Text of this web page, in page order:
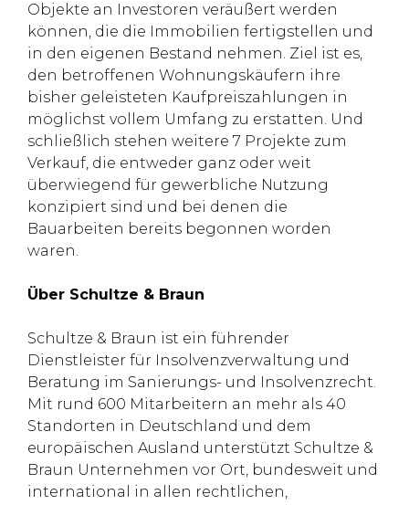
Objekte an Investoren veräußert werden
können, die die Immobilien fertigstellen und
in den eigenen Bestand nehmen. Ziel ist es,
den betroffenen Wohnungskäufern ihre
bisher geleisteten Kaufpreiszahlungen in
möglichst vollem Umfang zu erstatten. Und
schließlich stehen weitere 7 Projekte zum
Verkauf, die entweder ganz oder weit
überwiegend für gewerbliche Nutzung
konzipiert sind und bei denen die
Bauarbeiten bereits begonnen worden
waren.
Über Schultze & Braun
Schultze & Braun ist ein führender
Dienstleister für Insolvenzverwaltung und
Beratung im Sanierungs- und Insolvenzrecht.
Mit rund 600 Mitarbeitern an mehr als 40
Standorten in Deutschland und dem
europäischen Ausland unterstützt Schultze &
Braun Unternehmen vor Ort, bundesweit und
international in allen rechtlichen,